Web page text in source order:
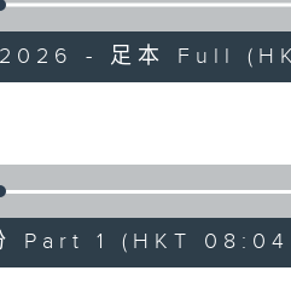
- 足本 Full
Part 1 (HKT